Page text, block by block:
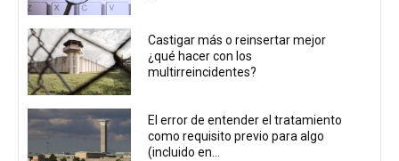
Castigar más o reinsertar mejor
¿qué hacer con los
multirreincidentes?
El error de entender el tratamiento
como requisito previo para algo
(incluido en...